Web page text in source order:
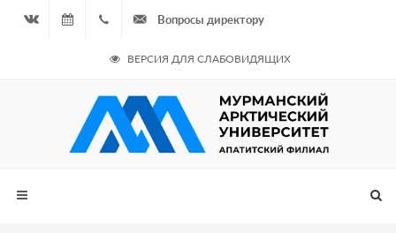
07.08.2026
- Чётная
неделя
964
687
Вопросы директору
ВЕРСИЯ ДЛЯ СЛАБОВИДЯЩИХ